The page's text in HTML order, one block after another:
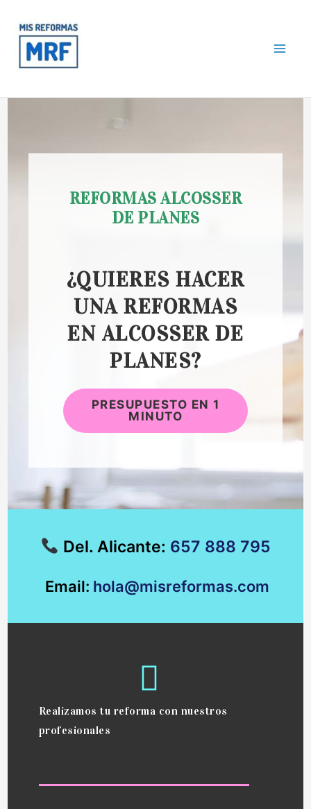
contenido
REFORMAS ALCOSSER
DE PLANES
¿QUIERES HACER
UNA REFORMAS
EN ALCOSSER DE
PLANES?
PRESUPUESTO EN 1
MINUTO
Del. Alicante: 657 888 795
Email: hola@misreformas.com
Realizamos tu reforma con nuestros
profesionales